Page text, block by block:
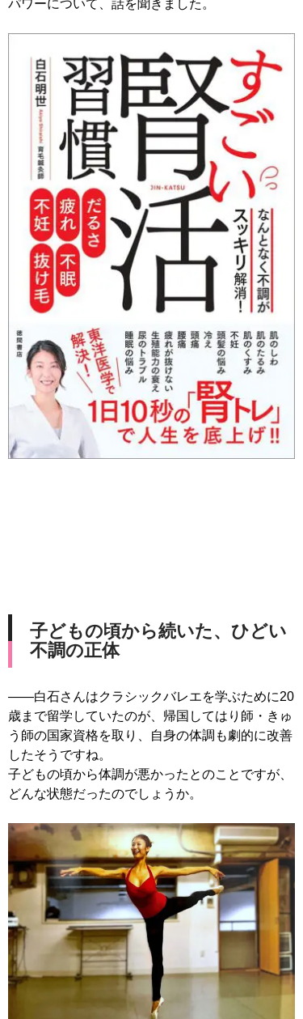
パワーについて、話を聞きました。
子どもの頃から続いた、ひどい
不調の正体
――白石さんはクラシックバレエを学ぶために20
歳まで留学していたのが、帰国してはり師・きゅ
う師の国家資格を取り、自身の体調も劇的に改善
したそうですね。
子どもの頃から体調が悪かったとのことですが、
どんな状態だったのでしょうか。